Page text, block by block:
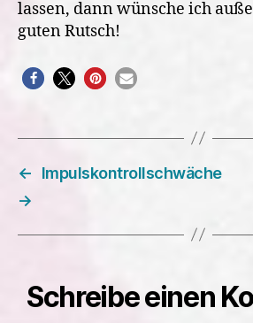
lassen, dann wünsche ich
guten Rutsch!
←
Impulskontrollschwäche
→
Schreibe einen